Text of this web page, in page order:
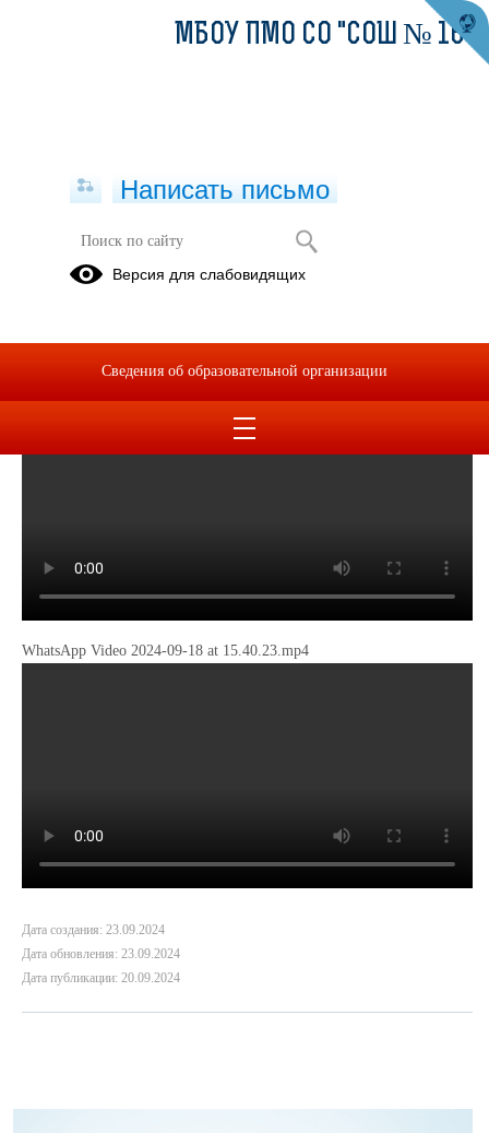
УМВД России по г. Екатеринбургу
предупреждает!
WhatsApp Video 2024-09-18 at 09.47.56.mp4
WhatsApp Video 2024-09-18 at 15.40.23.mp4
Дата создания: 23.09.2024
Дата обновления: 23.09.2024
Дата публикации: 20.09.2024
МБОУ ПМО СО "СОШ № 16"
Написать письмо
Версия для слабовидящих
Сведения об образовательной организации